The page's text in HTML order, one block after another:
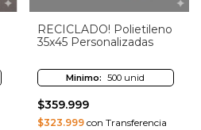
RECICLADO! Polietileno
35x45 Personalizadas
Minimo: 500 unid
$359.999
$323.999con Transferencia